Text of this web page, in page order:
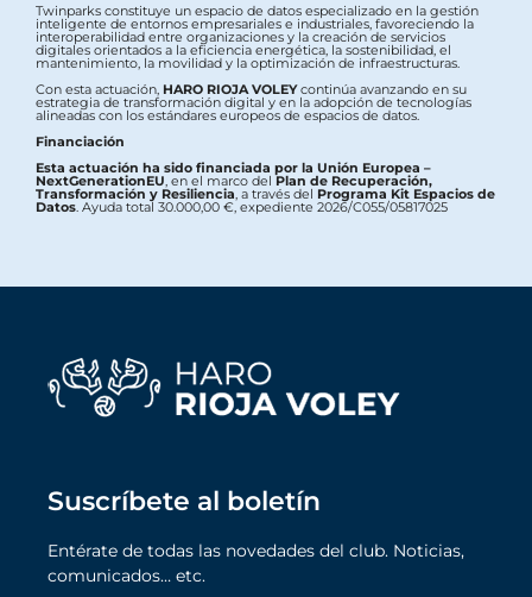
Twinparks constituye un espacio de datos especializado en la gestión
inteligente de entornos empresariales e industriales, favoreciendo la
interoperabilidad entre organizaciones y la creación de servicios
digitales orientados a la eficiencia energética, la sostenibilidad, el
mantenimiento, la movilidad y la optimización de infraestructuras.
Con esta actuación, HARO RIOJA VOLEYcontinúa avanzando en su
estrategia de transformación digital y en la adopción de tecnologías
alineadas con los estándares europeos de espacios de datos.
Financiación
Esta actuación ha sido financiada por la Unión Europea –
NextGenerationEU, en el marco del Plan de Recuperación,
Transformación y Resiliencia, a través del Programa Kit Espacios de
Datos. Ayuda total 30.000,00 €, expediente 2026/C055/05817025
Suscríbete al boletín
Entérate de todas las novedades del club. Noticias,
comunicados… etc.